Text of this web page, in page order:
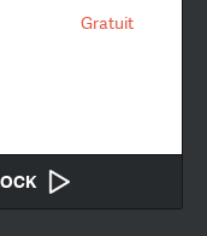
Gratuit